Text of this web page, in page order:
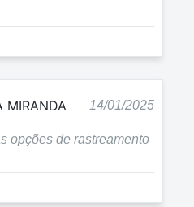
MIRANDA 14/01/2025
opções de rastreamento